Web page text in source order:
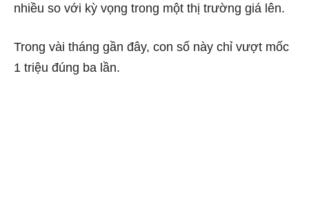
nhiều so với kỳ vọng trong một thị trường giá lên.
Trong vài tháng gần đây, con số này chỉ vượt mốc
1 triệu đúng ba lần.